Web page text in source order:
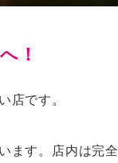
！
です。
ます。店内は完全